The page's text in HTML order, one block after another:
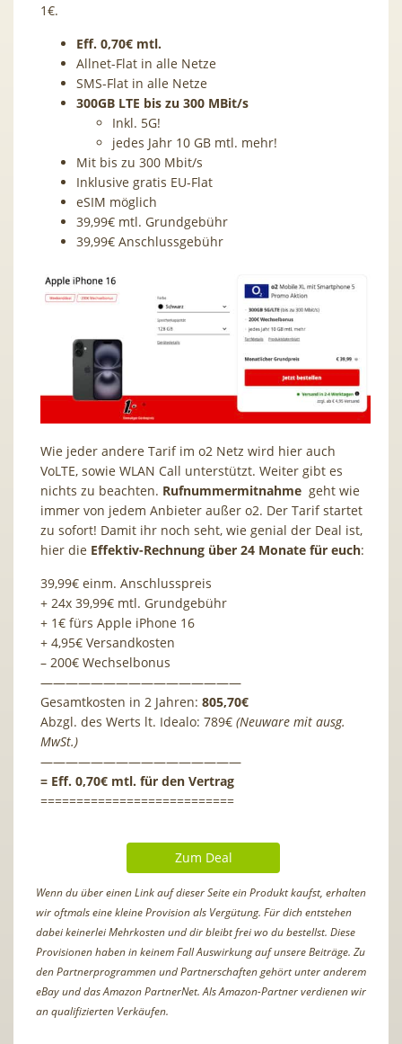
1€.
Eff. 0,70€ mtl.
Allnet-Flat in alle Netze
SMS-Flat in alle Netze
300GB LTE bis zu 300 MBit/s
Inkl. 5G!
jedes Jahr 10 GB mtl. mehr!
Mit bis zu 300 Mbit/s
Inklusive gratis EU-Flat
eSIM möglich
39,99€ mtl. Grundgebühr
39,99€ Anschlussgebühr
Wie jeder andere Tarif im o2 Netz wird hier auch
VoLTE, sowie WLAN Call unterstützt. Weiter gibt es
nichts zu beachten. Rufnummermitnahme geht wie
immer von jedem Anbieter außer o2. Der Tarif startet
zu sofort! Damit ihr noch seht, wie genial der Deal ist,
hier die Effektiv-Rechnung über 24 Monate für euch:
39,99€ einm. Anschlusspreis
+ 24x 39,99€ mtl. Grundgebühr
+ 1€ fürs Apple iPhone 16
+ 4,95€ Versandkosten
– 200€ Wechselbonus
————————————————
Gesamtkosten in 2 Jahren: 805,70€
Abzgl. des Werts lt. Idealo: 789€ (Neuware mit ausg.
MwSt.)
————————————————
= Eff. 0,70€ mtl. für den Vertrag
===========================
Zum Deal
Wenn du über einen Link auf dieser Seite ein Produkt kaufst, erhalten
wir oftmals eine kleine Provision als Vergütung. Für dich entstehen
dabei keinerlei Mehrkosten und dir bleibt frei wo du bestellst. Diese
Provisionen haben in keinem Fall Auswirkung auf unsere Beiträge. Zu
den Partnerprogrammen und Partnerschaften gehört unter anderem
eBay und das Amazon PartnerNet. Als Amazon-Partner verdienen wir
an qualifizierten Verkäufen.